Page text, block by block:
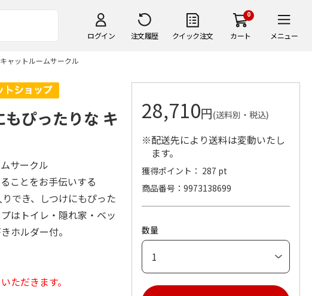
ログイン 注文履歴 クイック注文
0
カート メニュー
ャットルームサークル
ぴったりな キ
サークル
ことをお手伝いする
でき、しつけにもぴった
はトイレ・隠れ家・ベッ
ホルダー付。
ただきます。
28,710円(送料別・税込)
※配送先により送料は変動いたし
ます。
獲得ポイント： 287 pt
商品番号
9973138699
数量